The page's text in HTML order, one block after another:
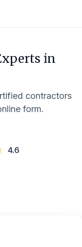
in
contractors
form.
4.6